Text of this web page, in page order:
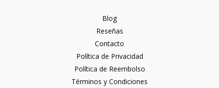
Blog
Reseñas
Contacto
Política de Privacidad
Política de Reembolso
Términos y Condiciones